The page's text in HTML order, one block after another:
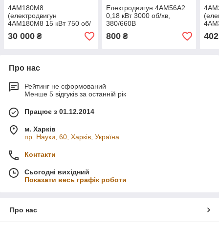
4АМ180М8
(електродвигун
4АМ180М8 15 кВт 750 об/
хв)
30 000 ₴
Електродвигун 4АМ56А2
0,18 кВт 3000 об/хв,
380/660В
800₴
об/
Про нас
Рейтинг не сформований
Менше 5 відгуків за останній рік
Працює з 01.12.2014
м. Харків
пр. Науки, 60, Харків, Україна
Контакти
Сьогодні вихідний
Показати весь графік роботи
Про нас